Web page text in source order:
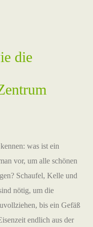
die
was ist ein
vor, um alle schönen
Schaufel, Kelle und
nötig, um die
bis ein Gefäß
endlich aus der